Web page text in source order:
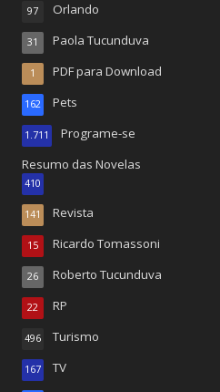
Orlando
97
Paola Tucunduva
31
PDF para Download
1
Pets
162
Programe-se
1.711
Resumo das Novelas
410
Revista
141
Ricardo Tomassoni
15
Roberto Tucunduva
26
RP
22
Turismo
496
TV
167